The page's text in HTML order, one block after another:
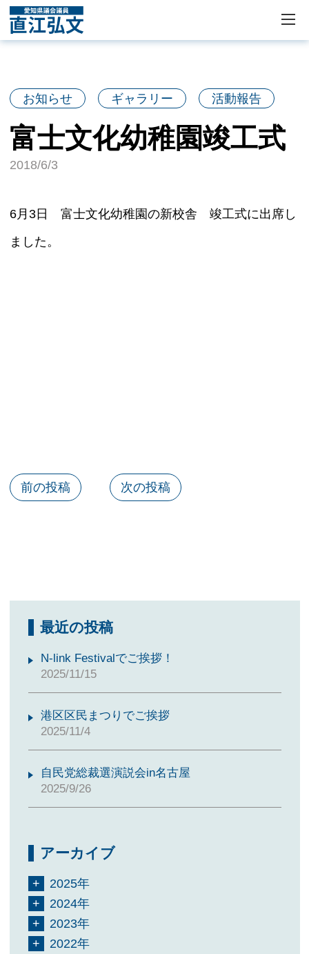
お知らせ ギャラリー 活動報告
富士文化幼稚園竣工式
2018/6/3
6月3日 富士文化幼稚園の新校舎 竣工式に出席し
ました。
前の投稿 次の投稿
最近の投稿
N-link Festivalでご挨拶！
2025/11/15
港区区民まつりでご挨拶
2025/11/4
自民党総裁選演説会in名古屋
2025/9/26
アーカイブ
2025年
2024年
2023年
2022年